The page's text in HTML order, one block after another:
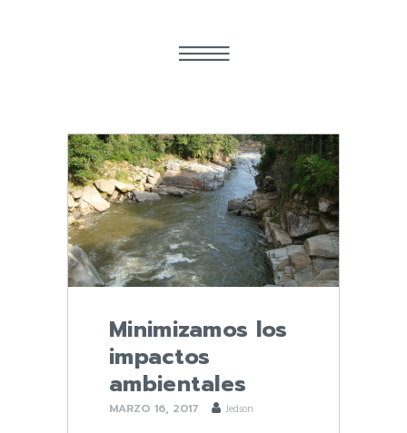
Minimizamos los
impactos
ambientales
MARZO 16, 2017 Jedson